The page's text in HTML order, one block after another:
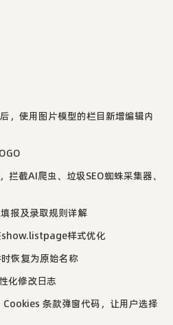
，使用图片模型的栏目新增编辑内
截AI爬虫、垃圾SEO蜘蛛采集器、
报及录取规则详解
show.listpage样式优化
恢复为原始名称
化修改日志
条款弹窗代码，让用户选择